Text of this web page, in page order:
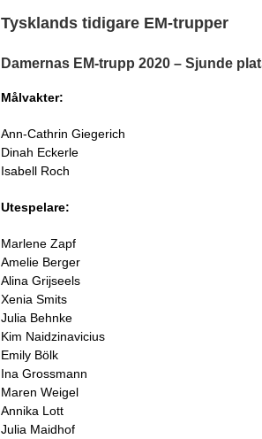
Tysklands tidigare EM-trupper
Damernas EM-trupp 2020 – Sjunde
Målvakter:
Ann-Cathrin Giegerich
Dinah Eckerle
Isabell Roch
Utespelare:
Marlene Zapf
Amelie Berger
Alina Grijseels
Xenia Smits
Julia Behnke
Kim Naidzinavicius
Emily Bölk
Ina Grossmann
Maren Weigel
Annika Lott
Julia Maidhof